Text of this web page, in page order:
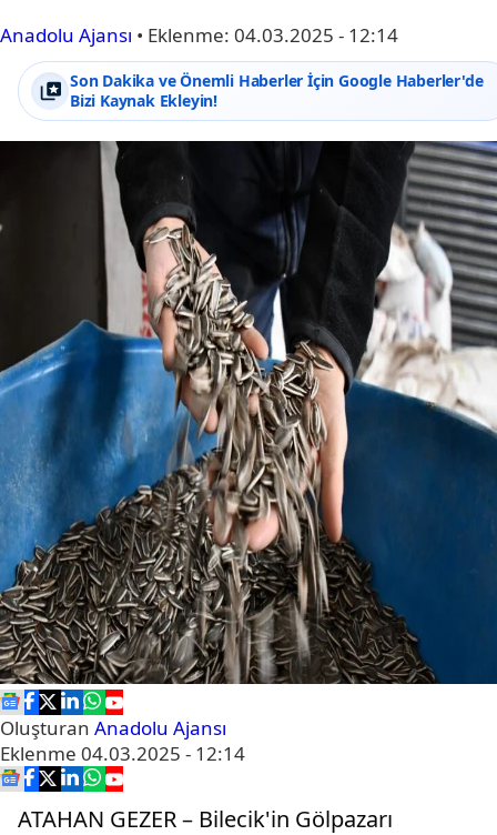
Anadolu Ajansı • Eklenme: 04.03.2025 - 12:14
Son Dakika ve Önemli Haberler İçin Google Haberler'de
Bizi Kaynak Ekleyin!
Oluşturan Anadolu Ajansı
Eklenme 04.03.2025 - 12:14
ATAHAN GEZER – Bilecik'in Gölpazarı